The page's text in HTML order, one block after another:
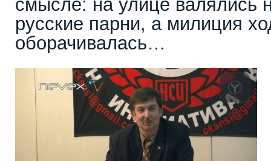
смысле: на улице валялись
русские парни, а милиция
оборачивалась…